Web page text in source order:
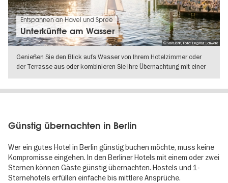
© visitBerlin, Foto: Dagmar Schwelle
Entspannen an Havel und Spree
Unterkünfte am Wasser
Genießen Sie den Blick aufs Wasser von Ihrem Hotelzimmer oder
der Terrasse aus oder kombinieren Sie Ihre Übernachtung mit einer
Günstig übernachten in Berlin
Wer ein gutes Hotel in Berlin günstig buchen möchte, muss keine
Kompromisse eingehen. In den Berliner Hotels mit einem oder zwei
Sternen können Gäste günstig übernachten. Hostels und 1-
Sternehotels erfüllen einfache bis mittlere Ansprüche.